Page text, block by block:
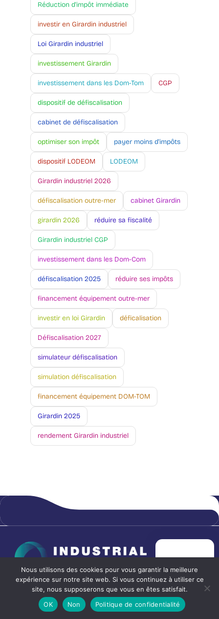
Réduction d'impôt immédiate
investir en Girardin industriel
Loi Girardin industriel
investissement Girardin
investissement dans les Dom-Tom CGP
dispositif de défiscalisation
cabinet de défiscalisation
optimiser son impôt payer moins d'impôts
dispositif LODEOM LODEOM
Girardin industriel 2026
défiscalisation outre-mer cabinet Girardin
girardin 2026 réduire sa fiscalité
Girardin industriel CGP
investissement dans les Dom-Com
défiscalisation 2025 réduire ses impôts
financement équipement outre-mer
investir en loi Girardin déficalisation
Défiscalisation 2027
simulateur défiscalisation
simulation défiscalisation
financement équipement DOM-TOM
Girardin 2025
rendement Girardin industriel
Relation investisseur
RENDEZ-VOUS
Nous utilisons des cookies pour vous garantir la meilleure
expérience sur notre site web. Si vous continuez à utiliser ce
site, nous supposerons que vous en êtes satisfait.
OK
Non Politique de confidentialité